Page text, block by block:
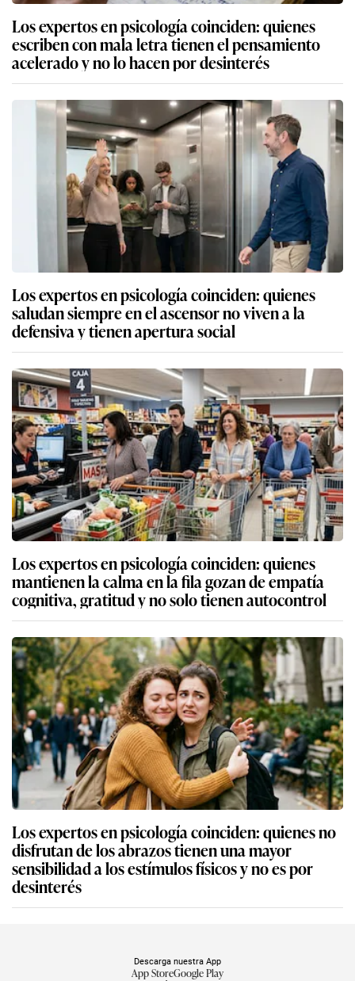
Los expertos en psicología coinciden: quienes
escriben con mala letra tienen el pensamiento
acelerado y no lo hacen por desinterés
Los expertos en psicología coinciden: quienes
saludan siempre en el ascensor no viven a la
defensiva y tienen apertura social
Los expertos en psicología coinciden: quienes
mantienen la calma en la fila gozan de empatía
cognitiva, gratitud y no solo tienen autocontrol
Los expertos en psicología coinciden: quienes no
disfrutan de los abrazos tienen una mayor
sensibilidad a los estímulos físicos y no es por
desinterés
Descarga nuestra App
App StoreGoogle Play